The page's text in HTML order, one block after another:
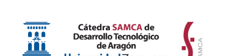
contenido